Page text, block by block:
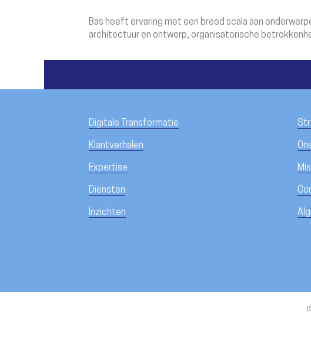
Bas heeft ervaring met een breed scala aan
architectuur en ontwerp, organisatorische
Digitale Transformatie
Klantverhalen
Expertise
Diensten
Inzichten